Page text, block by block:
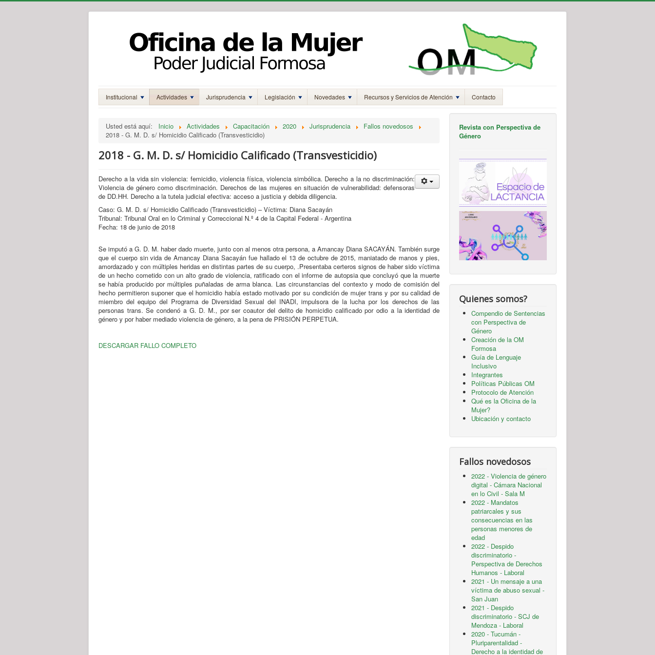
Institucional Actividades Jurisprudencia Legislación Novedades Recursos y Servicios de Atención Contacto
Usted está aquí: Inicio Actividades Capacitación 2020 Jurisprudencia
Fallos novedosos
2018 - G. M. D. s/ Homicidio Calificado (Transvesticidio)
2018 - G. M. D. s/ Homicidio Calificado (Transvesticidio)
Derecho a la vida sin violencia: femicidio, violencia física, violencia simbólica. Derecho a la no discriminación:
Violencia de género como discriminación. Derechos de las mujeres en situación de vulnerabilidad: defensoras
de DD.HH. Derecho a la tutela judicial efectiva: acceso a justicia y debida diligencia.
Caso: G. M. D. s/ Homicidio Calificado (Transvesticidio) – Víctima: Diana Sacayán
Tribunal: Tribunal Oral en lo Criminal y Correccional N.º 4 de la Capital Federal - Argentina
Fecha: 18 de junio de 2018
Se imputó a G. D. M. haber dado muerte, junto con al menos otra persona, a Amancay Diana SACAYÁN. También surge
que el cuerpo sin vida de Amancay Diana Sacayán fue hallado el 13 de octubre de 2015, maniatado de manos y pies,
amordazado y con múltiples heridas en distintas partes de su cuerpo, .Presentaba certeros signos de haber sido víctima
de un hecho cometido con un alto grado de violencia, ratificado con el informe de autopsia que concluyó que la muerte
se había producido por múltiples puñaladas de arma blanca. Las circunstancias del contexto y modo de comisión del
hecho permitieron suponer que el homicidio había estado motivado por su condición de mujer trans y por su calidad de
miembro del equipo del Programa de Diversidad Sexual del INADI, impulsora de la lucha por los derechos de las
personas trans. Se condenó a G. D. M., por ser coautor del delito de homicidio calificado por odio a la identidad de
género y por haber mediado violencia de género, a la pena de PRISIÓN PERPETUA.
DESCARGAR FALLO COMPLETO
Revista con Perspectiva de
Género
Quienes somos?
Compendio de Sentencias
con Perspectiva de
Género
Creación de la OM
Formosa
Guía de Lenguaje
Inclusivo
Integrantes
Políticas Públicas OM
Protocolo de Atención
Qué es la Oficina de la
Mujer?
Ubicación y contacto
Fallos novedosos
2022 - Violencia de género
digital - Cámara Nacional
en lo Civil - Sala M
2022 - Mandatos
patriarcales y sus
consecuencias en las
personas menores de
edad
2022 - Despido
discriminatorio -
Perspectiva de Derechos
Humanos - Laboral
2021 - Un mensaje a una
víctima de abuso sexual -
San Juan
2021 - Despido
discriminatorio - SCJ de
Mendoza - Laboral
2020 - Tucumán -
Pluriparentalidad -
Derecho a la identidad de